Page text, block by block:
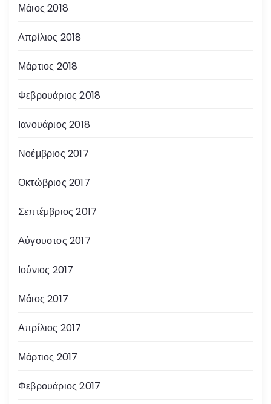
Μάιος 2018
Απρίλιος 2018
Μάρτιος 2018
Φεβρουάριος 2018
Ιανουάριος 2018
Νοέμβριος 2017
Οκτώβριος 2017
Σεπτέμβριος 2017
Αύγουστος 2017
Ιούνιος 2017
Μάιος 2017
Απρίλιος 2017
Μάρτιος 2017
Φεβρουάριος 2017